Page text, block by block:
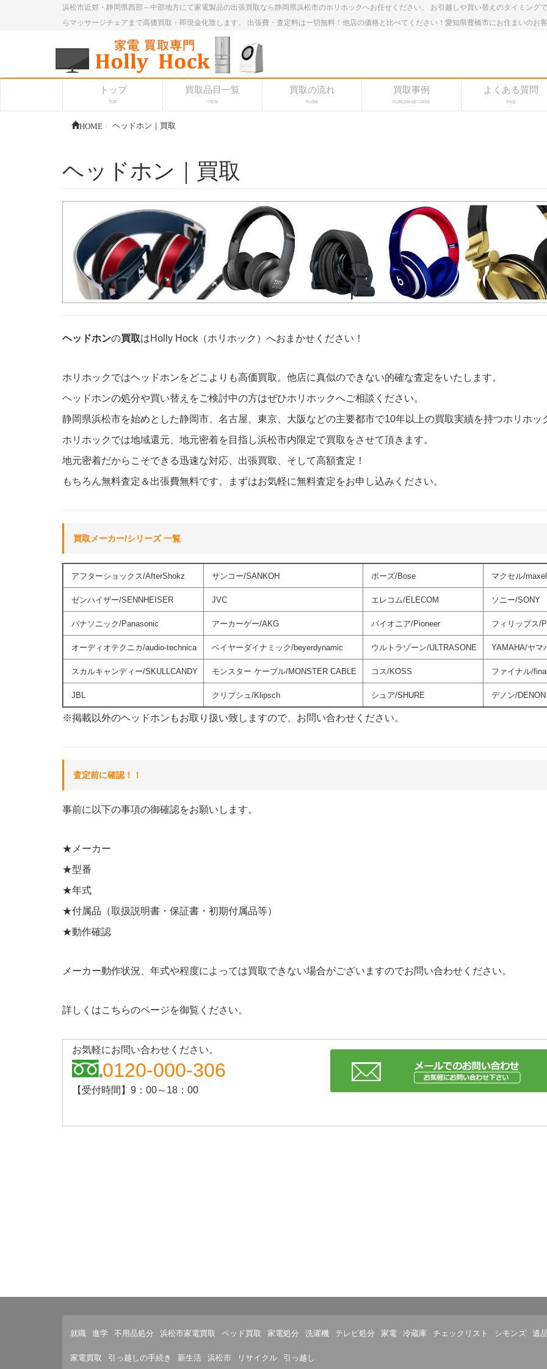
浜松市近郊・静岡県西部～中部地方にて家電製品の出張買取なら静岡県浜松市のホリホックへお任せください。 お引越しや買い替えのタイミング
らマッサージチェアまで高価買取・即現金化致します。 出張費・査定料は一切無料！他店の価格と比べてください！愛知県豊橋市にお住まいのお
トップ
TOP
買取品目一覧
ITEM
買取の流れ
FLOW
買取事例
PURCHASE CASE
よくある質問
FAQ
HOME ヘッドホン｜買取
ヘッドホン｜買取
ヘッドホンの買取はHolly Hock（ホリホック）へおまかせください！
ホリホックではヘッドホンをどこよりも高価買取。他店に真似のできない的確な査定をいたします。
ヘッドホンの処分や買い替えをご検討中の方はぜひホリホックへご相談ください。
静岡県浜松市を始めとした静岡市、名古屋、東京、大阪などの主要都市で10年以上の買取実績を持つホリホッ
ホリホックでは地域還元、地元密着を目指し浜松市内限定で買取をさせて頂きます。
地元密着だからこそできる迅速な対応、出張買取、そして高額査定！
もちろん無料査定＆出張費無料です。まずはお気軽に無料査定をお申し込みください。
買取メーカー/シリーズ 一覧
アフターショックス/AfterShokz サンコー/SANKOH ボーズ/Bose マクセル/
ゼンハイザー/SENNHEISER JVC エレコム/ELECOM ソニー/SONY
パナソニック/Panasonic アーカーゲー/AKG パイオニア/Pioneer フィリップス/
オーディオテクニカ/audio-technica ベイヤーダイナミック/beyerdynamic ウルトラゾーン/ULTRASONE YAMAHA/ヤマ
スカルキャンディー/SKULLCANDY モンスター ケーブル/MONSTER CABLE コス/KOSS ファイナル/
JBL クリプシュ/Klipsch シュア/SHURE デノン/DENON
※掲載以外のヘッドホンもお取り扱い致しますので、お問い合わせください。
査定前に確認！！
事前に以下の事項の御確認をお願いします。
★メーカー
★型番
★年式
★付属品（取扱説明書・保証書・初期付属品等）
★動作確認
メーカー動作状況、年式や程度によっては買取できない場合がございますのでお問い合わせください。
詳しくはこちらのページを御覧ください。
お気軽にお問い合わせください。
0120-000-306
【受付時間】9：00～18：00
就職 進学 不用品処分 浜松市家電買取 ベッド買取 家電処分 洗濯機 テレビ処分 家電 冷蔵庫 チェックリスト シモンズ 遺
家電買取 引っ越しの手続き 新生活 浜松市 リサイクル 引っ越し